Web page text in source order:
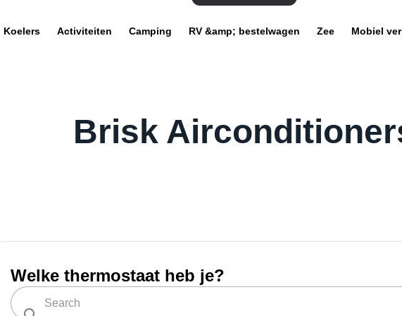
Koelers Activiteiten Camping RV &amp; bestelwagen Zee Mobiel
Brisk
Welke thermostaat heb je?